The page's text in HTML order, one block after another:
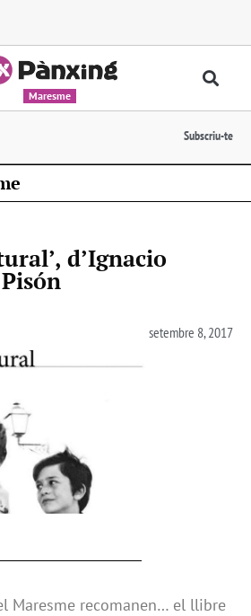
Maresme
Subscriu-te
d’Ignacio
setembre 8, 2017
Maresme recomanen… el llibre